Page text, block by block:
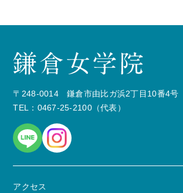
〒248-0014 鎌倉市由比ガ浜2丁目10番4号
TEL：0467-25-2100（代表）
アクセス